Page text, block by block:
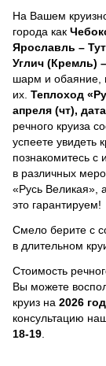
На Вашем
города как
Ярославль –
Углич (Кремль)
шарм и обаяние,
их. Теплоход
апреля (чт),
речного круиза
успеете увидеть
познакомитесь с
в различных
«Русь Великая»,
это гарантируем!
Смело берите с
в длительном
Стоимость
Вы можете
круиз на 2026
консультацию
18-19